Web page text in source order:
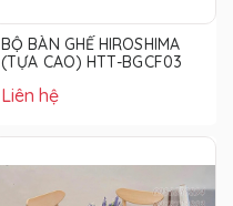
BỘ BÀN GHẾ HIROSHIMA
(TỰA CAO) HTT-BGCF03
Liên hệ